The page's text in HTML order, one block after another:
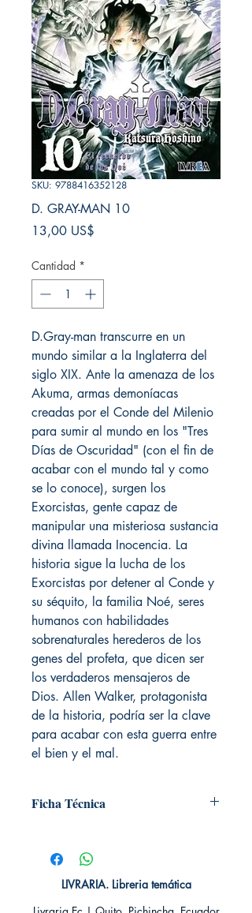
SKU: 9788416352128
D. GRAY-MAN 10
13,00 US$
Cantidad *
D.Gray-man transcurre en un
mundo similar a la Inglaterra del
siglo XIX. Ante la amenaza de los
Akuma, armas demoníacas
creadas por el Conde del Milenio
para sumir al mundo en los "Tres
Días de Oscuridad" (con el fin de
acabar con el mundo tal y como
se lo conoce), surgen los
Exorcistas, gente capaz de
manipular una misteriosa sustancia
divina llamada Inocencia. La
historia sigue la lucha de los
Exorcistas por detener al Conde y
su séquito, la familia Noé, seres
humanos con habilidades
sobrenaturales herederos de los
genes del profeta, que dicen ser
los verdaderos mensajeros de
Dios. Allen Walker, protagonista
de la historia, podría ser la clave
para acabar con esta guerra entre
el bien y el mal.
Ficha Técnica
Editorial: IVREA
Idioma: Castellano
Encuadernación: Tapa blanda
LIVRARIA. Libreria temática